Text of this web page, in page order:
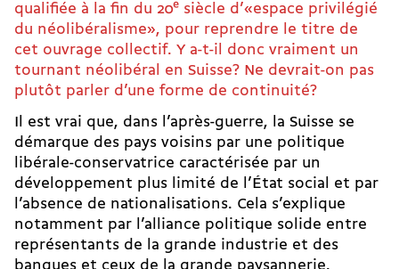
qualifiée à la fin du 20e siècle d’«espace privilégié
du néolibéralisme», pour reprendre le titre de
cet ouvrage collectif. Y a-t-il donc vraiment un
tournant néolibéral en Suisse? Ne devrait-on pas
plutôt parler d’une forme de continuité?
Il est vrai que, dans l’après-guerre, la Suisse se
démarque des pays voisins par une politique
libérale-­conservatrice caractérisée par un
développement plus limité de l’État social et par
l’absence de nationalisations. Cela s’explique
notamment par l’alliance politique solide entre
représentants de la grande industrie et des